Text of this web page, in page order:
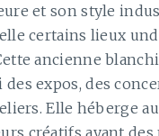
et son style
certains lieux
ancienne
des expos, des
Elle héberge
créatifs ayant des